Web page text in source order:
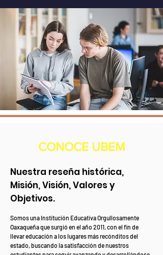
CONOCE UBEM
Nuestra reseña histórica,
Misión, Visión, Valores y
Objetivos.
Somos una Institución Educativa Orgullosamente
Oaxaqueña que surgió en el año 2011, con el fin de
llevar educación a los lugares más recónditos del
estado, buscando la satisfacción de nuestros